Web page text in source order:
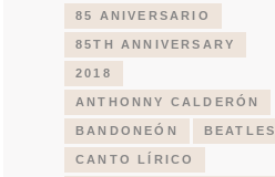
85 ANIVERSARIO
85TH ANNIVERSARY
2018
ANTHONNY CALDERÓN
BANDONEÓN BEATLES
CANTO LÍRICO